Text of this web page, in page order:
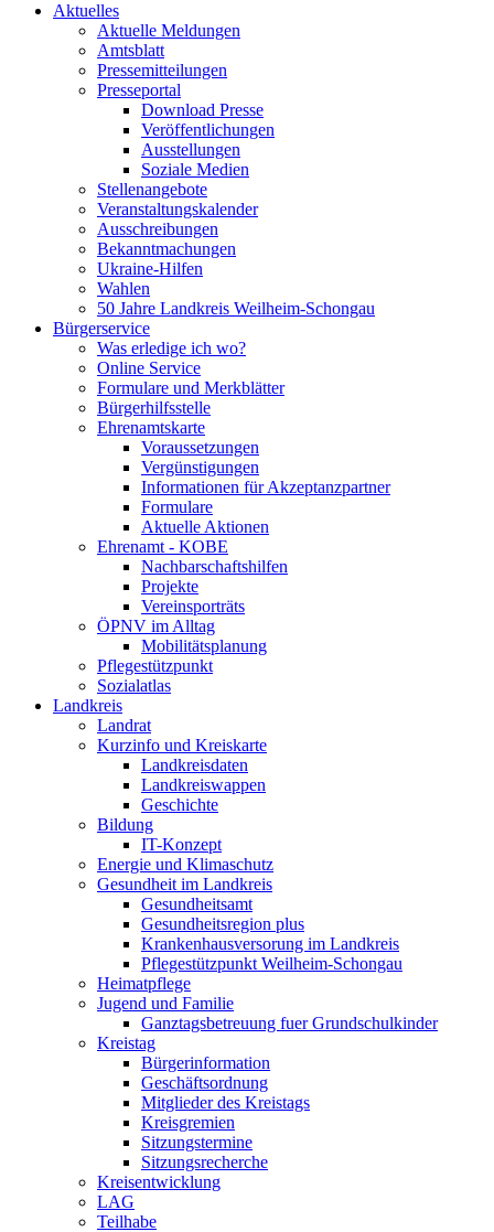
Aktuelles
Aktuelle Meldungen
Amtsblatt
Pressemitteilungen
Presseportal
Download Presse
Veröffentlichungen
Ausstellungen
Soziale Medien
Stellenangebote
Veranstaltungskalender
Ausschreibungen
Bekanntmachungen
Ukraine-Hilfen
Wahlen
50 Jahre Landkreis Weilheim-Schongau
Bürgerservice
Was erledige ich wo?
Online Service
Formulare und Merkblätter
Bürgerhilfsstelle
Ehrenamtskarte
Voraussetzungen
Vergünstigungen
Informationen für Akzeptanzpartner
Formulare
Aktuelle Aktionen
Ehrenamt - KOBE
Nachbarschaftshilfen
Projekte
Vereinsporträts
ÖPNV im Alltag
Mobilitätsplanung
Pflegestützpunkt
Sozialatlas
Landkreis
Landrat
Kurzinfo und Kreiskarte
Landkreisdaten
Landkreiswappen
Geschichte
Bildung
IT-Konzept
Energie und Klimaschutz
Gesundheit im Landkreis
Gesundheitsamt
Gesundheitsregion plus
Krankenhausversorung im Landkreis
Pflegestützpunkt Weilheim-Schongau
Heimatpflege
Jugend und Familie
Ganztagsbetreuung fuer Grundschulkinder
Kreistag
Bürgerinformation
Geschäftsordnung
Mitglieder des Kreistags
Kreisgremien
Sitzungstermine
Sitzungsrecherche
Kreisentwicklung
LAG
Teilhabe